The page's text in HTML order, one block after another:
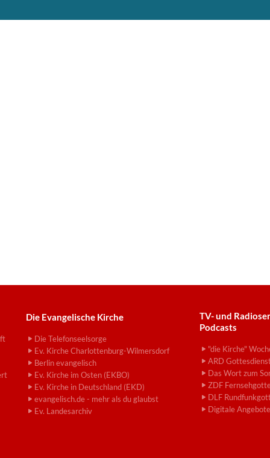
Die Evangelische Kirche
Die Telefonseelsorge
Ev. Kirche Charlottenburg-Wilmersdorf
Berlin evangelisch
Ev. Kirche im Osten (EKBO)
Ev. Kirche in Deutschland (EKD)
evangelisch.de - mehr als du glaubst
Ev. Landesarchiv
TV- und
Podcasts
"die Kirche"
ARD
Das Wort zum
ZDF
DLF
Digitale